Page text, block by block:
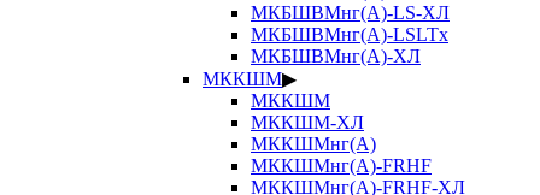
МКБШВМнг(А)-LS-ХЛ
МКБШВМнг(А)-LSLTx
МКБШВМнг(А)-ХЛ
МККШМ▶
МККШМ
МККШМ-ХЛ
МККШМнг(А)
МККШМнг(А)-FRHF
МККШМнг(А)-FRHF-ХЛ